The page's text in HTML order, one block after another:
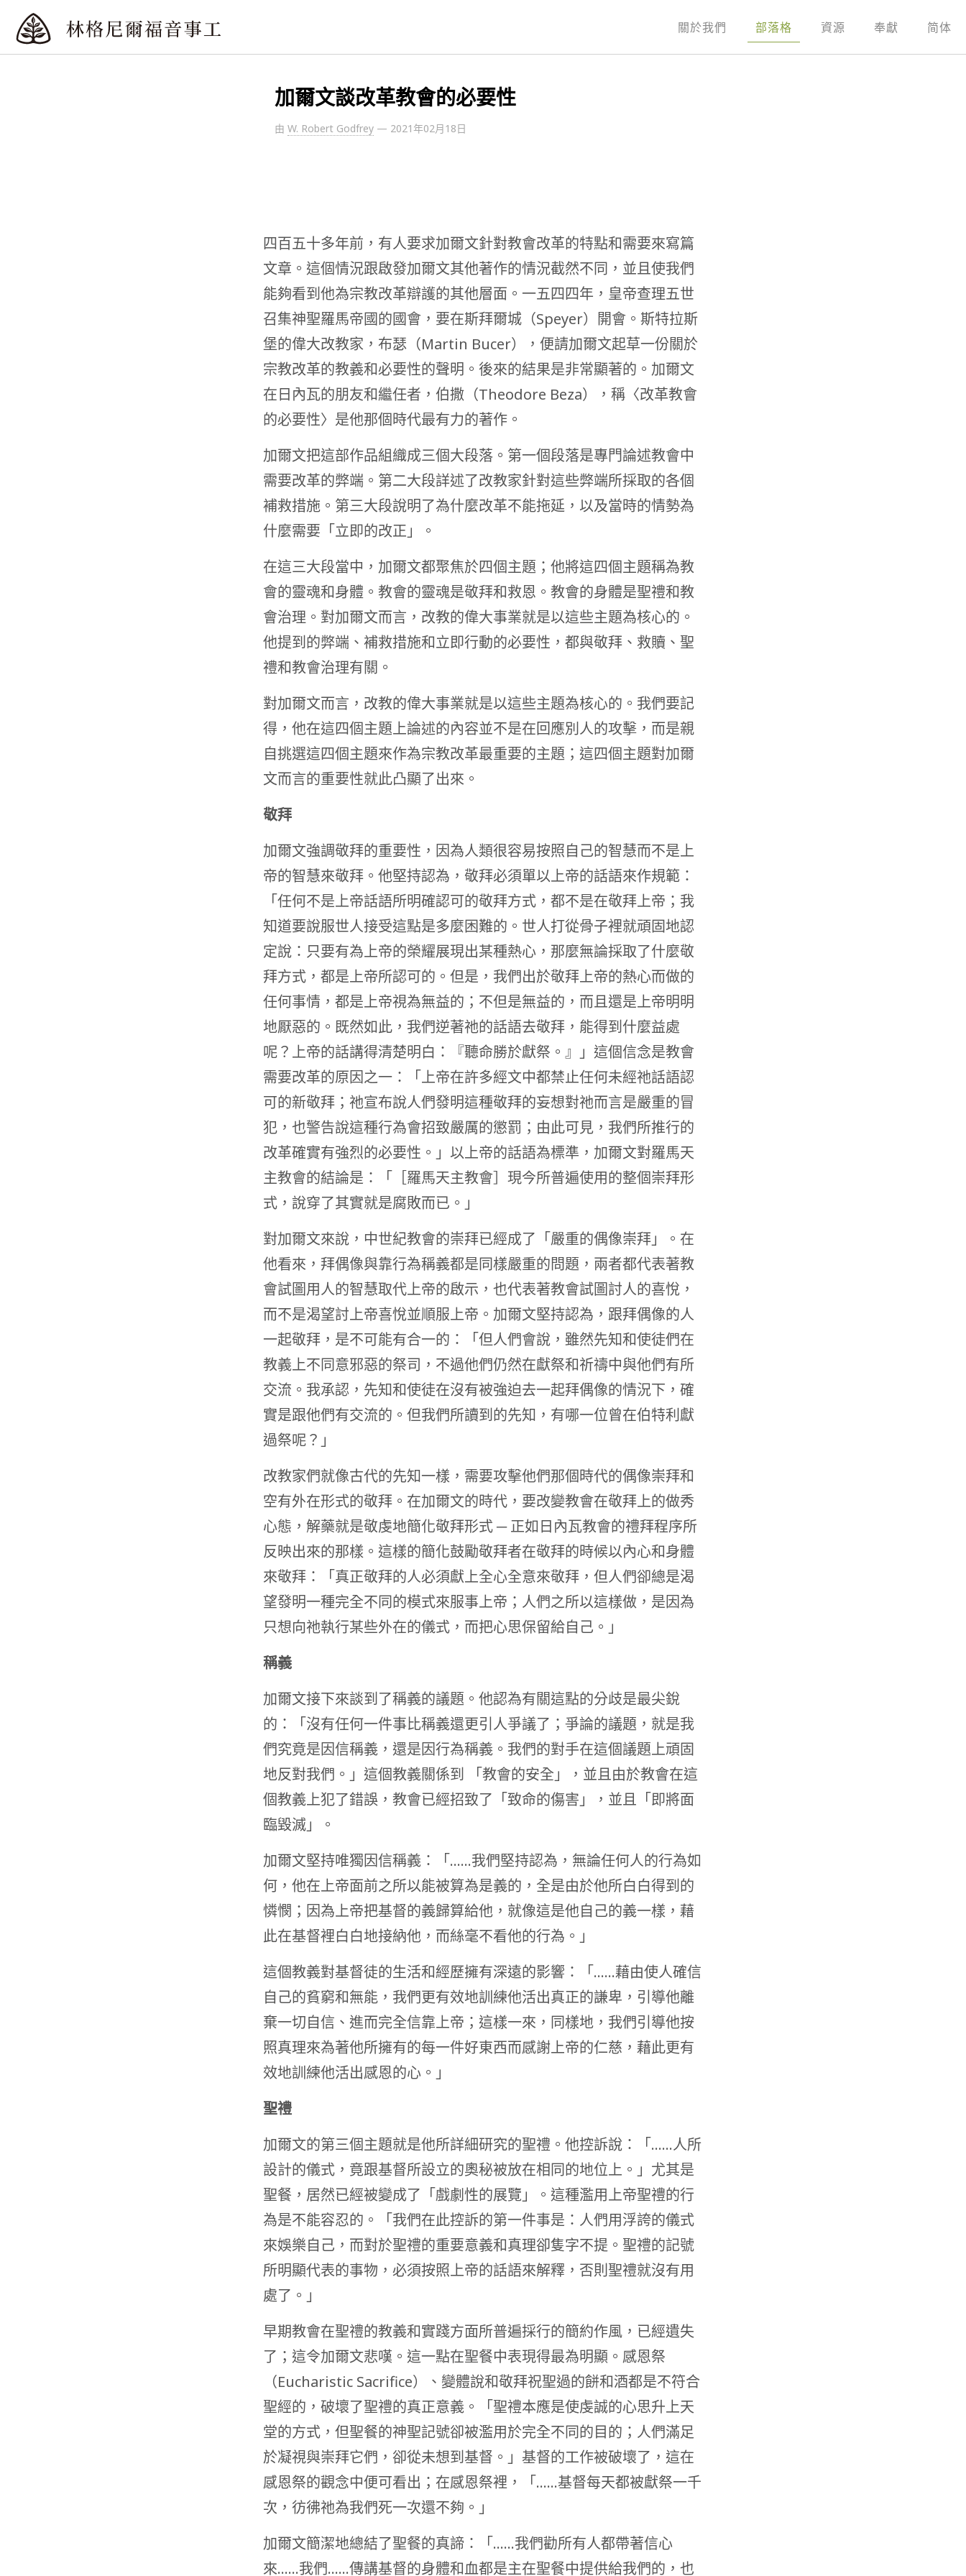
關於我們 部落格 資源 奉獻 简体
加爾文談改革教會的必要性
由 W. Robert Godfrey — 2021年02月18日
四百五十多年前，有人要求加爾文針對教會改革的特點和需要來寫篇
文章。這個情況跟啟發加爾文其他著作的情況截然不同，並且使我們
能夠看到他為宗教改革辯護的其他層面。一五四四年，皇帝查理五世
召集神聖羅馬帝國的國會，要在斯拜爾城（Speyer）開會。斯特拉斯
堡的偉大改教家，布瑟（Martin Bucer），便請加爾文起草一份關於
宗教改革的教義和必要性的聲明。後來的結果是非常顯著的。加爾文
在日內瓦的朋友和繼任者，伯撒（Theodore Beza），稱〈改革教會
的必要性〉是他那個時代最有力的著作。
加爾文把這部作品組織成三個大段落。第一個段落是專門論述教會中
需要改革的弊端。第二大段詳述了改教家針對這些弊端所採取的各個
補救措施。第三大段說明了為什麼改革不能拖延，以及當時的情勢為
什麼需要「立即的改正」。
在這三大段當中，加爾文都聚焦於四個主題；他將這四個主題稱為教
會的靈魂和身體。教會的靈魂是敬拜和救恩。教會的身體是聖禮和教
會治理。對加爾文而言，改教的偉大事業就是以這些主題為核心的。
他提到的弊端、補救措施和立即行動的必要性，都與敬拜、救贖、聖
禮和教會治理有關。
對加爾文而言，改教的偉大事業就是以這些主題為核心的。我們要記
得，他在這四個主題上論述的內容並不是在回應別人的攻擊，而是親
自挑選這四個主題來作為宗教改革最重要的主題；這四個主題對加爾
文而言的重要性就此凸顯了出來。
敬拜
加爾文強調敬拜的重要性，因為人類很容易按照自己的智慧而不是上
帝的智慧來敬拜。他堅持認為，敬拜必須單以上帝的話語來作規範：
「任何不是上帝話語所明確認可的敬拜方式，都不是在敬拜上帝；我
知道要說服世人接受這點是多麼困難的。世人打從骨子裡就頑固地認
定說：只要有為上帝的榮耀展現出某種熱心，那麼無論採取了什麼敬
拜方式，都是上帝所認可的。但是，我們出於敬拜上帝的熱心而做的
任何事情，都是上帝視為無益的；不但是無益的，而且還是上帝明明
地厭惡的。既然如此，我們逆著祂的話語去敬拜，能得到什麼益處
呢？上帝的話講得清楚明白：『聽命勝於獻祭。』」這個信念是教會
需要改革的原因之一：「上帝在許多經文中都禁止任何未經祂話語認
可的新敬拜；祂宣布說人們發明這種敬拜的妄想對祂而言是嚴重的冒
犯，也警告說這種行為會招致嚴厲的懲罰；由此可見，我們所推行的
改革確實有強烈的必要性。」以上帝的話語為標準，加爾文對羅馬天
主教會的結論是：「［羅馬天主教會］現今所普遍使用的整個崇拜形
式，說穿了其實就是腐敗而已。」
對加爾文來說，中世紀教會的崇拜已經成了「嚴重的偶像崇拜」。在
他看來，拜偶像與靠行為稱義都是同樣嚴重的問題，兩者都代表著教
會試圖用人的智慧取代上帝的啟示，也代表著教會試圖討人的喜悅，
而不是渴望討上帝喜悅並順服上帝。加爾文堅持認為，跟拜偶像的人
一起敬拜，是不可能有合一的：「但人們會說，雖然先知和使徒們在
教義上不同意邪惡的祭司，不過他們仍然在獻祭和祈禱中與他們有所
交流。我承認，先知和使徒在沒有被強迫去一起拜偶像的情況下，確
實是跟他們有交流的。但我們所讀到的先知，有哪一位曾在伯特利獻
過祭呢？」
改教家們就像古代的先知一樣，需要攻擊他們那個時代的偶像崇拜和
空有外在形式的敬拜。在加爾文的時代，要改變教會在敬拜上的做秀
心態，解藥就是敬虔地簡化敬拜形式 ─ 正如日內瓦教會的禮拜程序所
反映出來的那樣。這樣的簡化鼓勵敬拜者在敬拜的時候以內心和身體
來敬拜：「真正敬拜的人必須獻上全心全意來敬拜，但人們卻總是渴
望發明一種完全不同的模式來服事上帝；人們之所以這樣做，是因為
只想向祂執行某些外在的儀式，而把心思保留給自己。」
稱義
加爾文接下來談到了稱義的議題。他認為有關這點的分歧是最尖銳
的：「沒有任何一件事比稱義還更引人爭議了；爭論的議題，就是我
們究竟是因信稱義，還是因行為稱義。我們的對手在這個議題上頑固
地反對我們。」這個教義關係到 「教會的安全」，並且由於教會在這
個教義上犯了錯誤，教會已經招致了「致命的傷害」，並且「即將面
臨毀滅」。
加爾文堅持唯獨因信稱義：「……我們堅持認為，無論任何人的行為如
何，他在上帝面前之所以能被算為是義的，全是由於他所白白得到的
憐憫；因為上帝把基督的義歸算給他，就像這是他自己的義一樣，藉
此在基督裡白白地接納他，而絲毫不看他的行為。」
這個教義對基督徒的生活和經歷擁有深遠的影響：「……藉由使人確信
自己的貧窮和無能，我們更有效地訓練他活出真正的謙卑，引導他離
棄一切自信、進而完全信靠上帝；這樣一來，同樣地，我們引導他按
照真理來為著他所擁有的每一件好東西而感謝上帝的仁慈，藉此更有
效地訓練他活出感恩的心。」
聖禮
加爾文的第三個主題就是他所詳細研究的聖禮。他控訴說：「……人所
設計的儀式，竟跟基督所設立的奧秘被放在相同的地位上。」尤其是
聖餐，居然已經被變成了「戲劇性的展覽」。這種濫用上帝聖禮的行
為是不能容忍的。「我們在此控訴的第一件事是：人們用浮誇的儀式
來娛樂自己，而對於聖禮的重要意義和真理卻隻字不提。聖禮的記號
所明顯代表的事物，必須按照上帝的話語來解釋，否則聖禮就沒有用
處了。」
早期教會在聖禮的教義和實踐方面所普遍採行的簡約作風，已經遺失
了；這令加爾文悲嘆。這一點在聖餐中表現得最為明顯。感恩祭
（Eucharistic Sacrifice）、變體說和敬拜祝聖過的餅和酒都是不符合
聖經的，破壞了聖禮的真正意義。「聖禮本應是使虔誠的心思升上天
堂的方式，但聖餐的神聖記號卻被濫用於完全不同的目的；人們滿足
於凝視與崇拜它們，卻從未想到基督。」基督的工作被破壞了，這在
感恩祭的觀念中便可看出；在感恩祭裡，「……基督每天都被獻祭一千
次，彷彿祂為我們死一次還不夠。」
加爾文簡潔地總結了聖餐的真諦：「……我們勸所有人都帶著信心
來……我們……傳講基督的身體和血都是主在聖餐中提供給我們的，也